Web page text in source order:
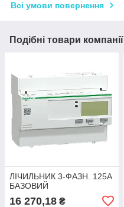
Всі умови повернення
Подібні товари компанії
ЛІЧИЛЬНИК 3-ФАЗН. 125А
БАЗОВИЙ
16 270,18 ₴